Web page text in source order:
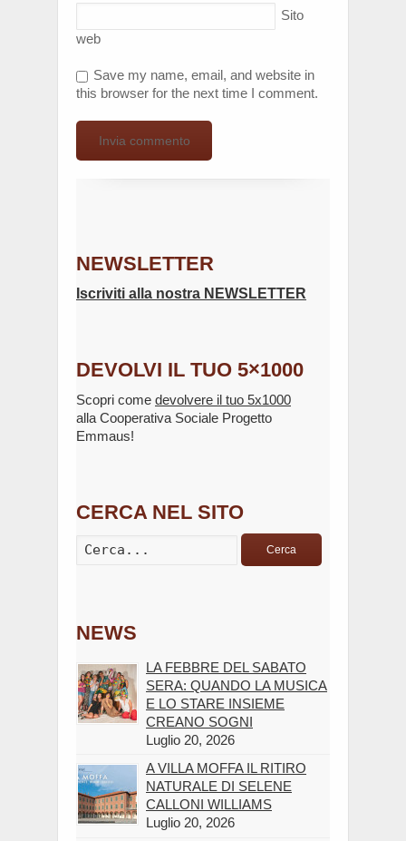
Sito
web
Save my name, email, and website in
this browser for the next time I comment.
NEWSLETTER
Iscriviti alla nostra NEWSLETTER
DEVOLVI IL TUO 5×1000
Scopri come devolvere il tuo 5x1000
alla Cooperativa Sociale Progetto
Emmaus!
CERCA NEL SITO
Cerca
NEWS
LA FEBBRE DEL SABATO
SERA: QUANDO LA MUSICA
E LO STARE INSIEME
CREANO SOGNI
Luglio 20, 2026
A VILLA MOFFA IL RITIRO
NATURALE DI SELENE
CALLONI WILLIAMS
Luglio 20, 2026